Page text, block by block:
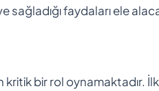
sağladığı faydaları ele
bir rol oynamaktadır. İlk